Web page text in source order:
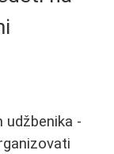
udžbenika -